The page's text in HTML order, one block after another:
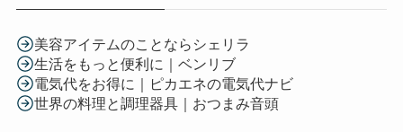
美容アイテムのことならシェリラ
生活をもっと便利に｜ベンリブ
電気代をお得に｜ピカエネの電気代ナビ
世界の料理と調理器具｜おつまみ音頭